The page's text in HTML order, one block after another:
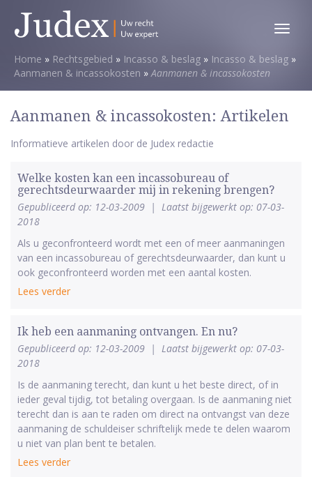
Toggle
Home » Rechtsgebied » Incasso & beslag » Incasso & beslag »
Aanmanen & incassokosten »Aanmanen & incassokosten
Aanmanen & incassokosten: Artikelen
Informatieve artikelen door de Judex redactie
Welke kosten kan een incassobureau of
gerechtsdeurwaarder mij in rekening brengen?
Gepubliceerd op: 12-03-2009 | Laatst bijgewerkt op: 07-03-
2018
Als u geconfronteerd wordt met een of meer aanmaningen
van een incassobureau of gerechtsdeurwaarder, dan kunt u
ook geconfronteerd worden met een aantal kosten.
Lees verder
Ik heb een aanmaning ontvangen. En nu?
Gepubliceerd op: 12-03-2009 | Laatst bijgewerkt op: 07-03-
2018
Is de aanmaning terecht, dan kunt u het beste direct, of in
ieder geval tijdig, tot betaling overgaan. Is de aanmaning niet
terecht dan is aan te raden om direct na ontvangst van deze
aanmaning de schuldeiser schriftelijk mede te delen waarom
u niet van plan bent te betalen.
Lees verder